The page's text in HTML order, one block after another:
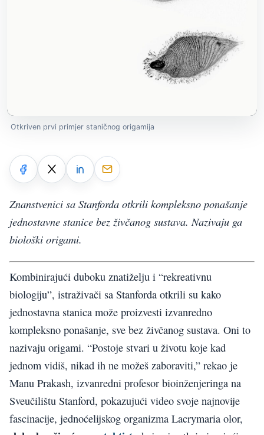
Otkriven prvi primjer staničnog origamija
Znanstvenici sa Stanforda otkrili kompleksno ponašanje
jednostavne stanice bez živčanog sustava. Nazivaju ga
biološki origami.
Kombinirajući duboku znatiželju i “rekreativnu
biologiju”, istraživači sa Stanforda otkrili su kako
jednostavna stanica može proizvesti izvanredno
kompleksno ponašanje, sve bez živčanog sustava. Oni to
nazivaju origami. “Postoje stvari u životu koje kad
jednom vidiš, nikad ih ne možeš zaboraviti,” rekao je
Manu Prakash, izvanredni profesor bioinženjeringa na
Sveučilištu Stanford, pokazujući video svoje najnovije
fascinacije, jednoćelijskog organizma Lacrymaria olor,